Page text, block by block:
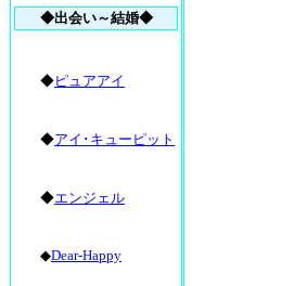
◆出会い～結婚◆
◆ピュアアイ
◆アイ･キューピット
◆エンジェル
◆Dear-Happy